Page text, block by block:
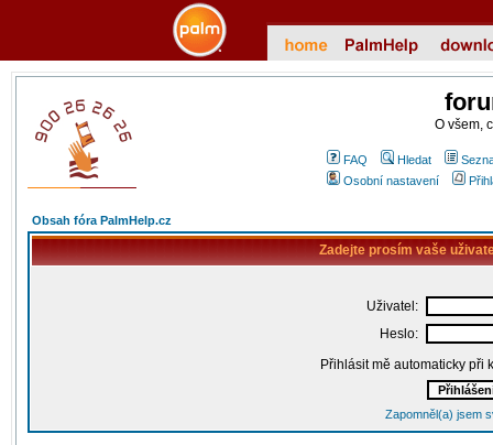
O všem,
FAQ Hledat
Osobní nastavení
Obsah fóra PalmHelp.cz
Zadejte prosím vaše
Uživatel:
Heslo:
Přihlásit mě automaticky při
Zapomněl(a) jsem